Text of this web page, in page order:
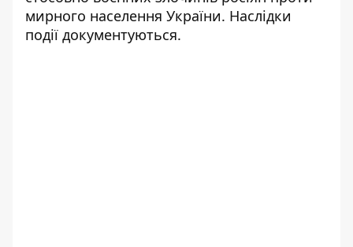
мирного населення України. Наслідки
події документуються.